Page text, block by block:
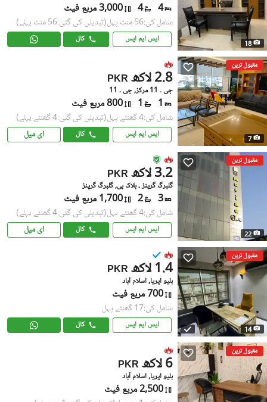
18
4
4 3,000 مربع فیٹ
شامل کی:56 منٹ پہل (تبدیلی کی گئی:56 منٹ پہلے)
ایس ایم ایس کال
مقبول ترین
7
PKR 2.8 لاکھ
جی ۔ 11 مرکز, جی ۔ 11
1
1 800 مربع فیٹ
شامل کی:4 گھنٹے پہل (تبدیلی کی گئی:4 گھنٹے پہلے)
ایس ایم ایس کال ای میل
مقبول ترین
22
PKR 3.2 لاکھ
گلبرگ گرینز ۔ بلاک بی, گلبرگ گرینز
3
2 1,700 مربع فیٹ
شامل کی:4 گھنٹے پہل (تبدیلی کی گئی:4 گھنٹے پہلے)
ایس ایم ایس کال ای میل
مقبول ترین
14
PKR 1.4 لاکھ
بلیو ایریا, اسلام آباد
700 مربع فیٹ
شامل کی:17 گھنٹے پہل
ایس ایم ایس کال
مقبول ترین
PKR 6 لاکھ
بلیو ایریا, اسلام آباد
2,500 مربع فیٹ